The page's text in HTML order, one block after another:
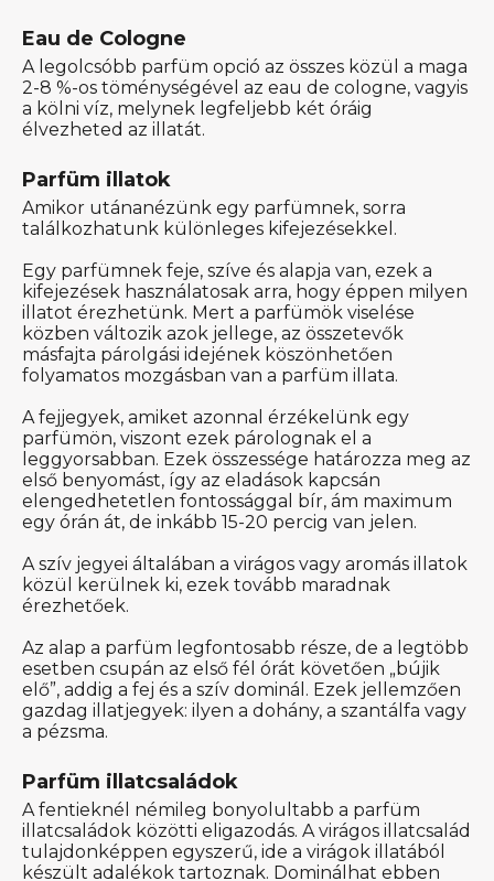
Eau de Cologne
A legolcsóbb parfüm opció az összes közül a maga
2-8 %-os töménységével az eau de cologne, vagyis
a kölni víz, melynek legfeljebb két óráig
élvezheted az illatát.
Parfüm illatok
Amikor utánanézünk egy parfümnek, sorra
találkozhatunk különleges kifejezésekkel.
Egy parfümnek feje, szíve és alapja van, ezek a
kifejezések használatosak arra, hogy éppen milyen
illatot érezhetünk. Mert a parfümök viselése
közben változik azok jellege, az összetevők
másfajta párolgási idejének köszönhetően
folyamatos mozgásban van a parfüm illata.
A fejjegyek, amiket azonnal érzékelünk egy
parfümön, viszont ezek párolognak el a
leggyorsabban. Ezek összessége határozza meg az
első benyomást, így az eladások kapcsán
elengedhetetlen fontossággal bír, ám maximum
egy órán át, de inkább 15-20 percig van jelen.
A szív jegyei általában a virágos vagy aromás illatok
közül kerülnek ki, ezek tovább maradnak
érezhetőek.
Az alap a parfüm legfontosabb része, de a legtöbb
esetben csupán az első fél órát követően „bújik
elő”, addig a fej és a szív dominál. Ezek jellemzően
gazdag illatjegyek: ilyen a dohány, a szantálfa vagy
a pézsma.
Parfüm illatcsaládok
A fentieknél némileg bonyolultabb a parfüm
illatcsaládok közötti eligazodás. A virágos illatcsalád
tulajdonképpen egyszerű, ide a virágok illatából
készült adalékok tartoznak. Dominálhat ebben